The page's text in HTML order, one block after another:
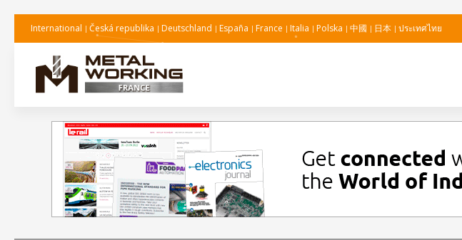
International Česká republika Deutschland España France Italia Polska 中國 日本 ประเทศไทย